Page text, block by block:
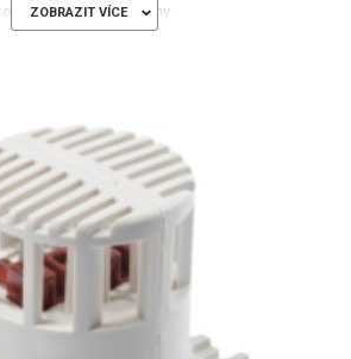
uspořádání sauny.
ZOBRAZIT VÍCE